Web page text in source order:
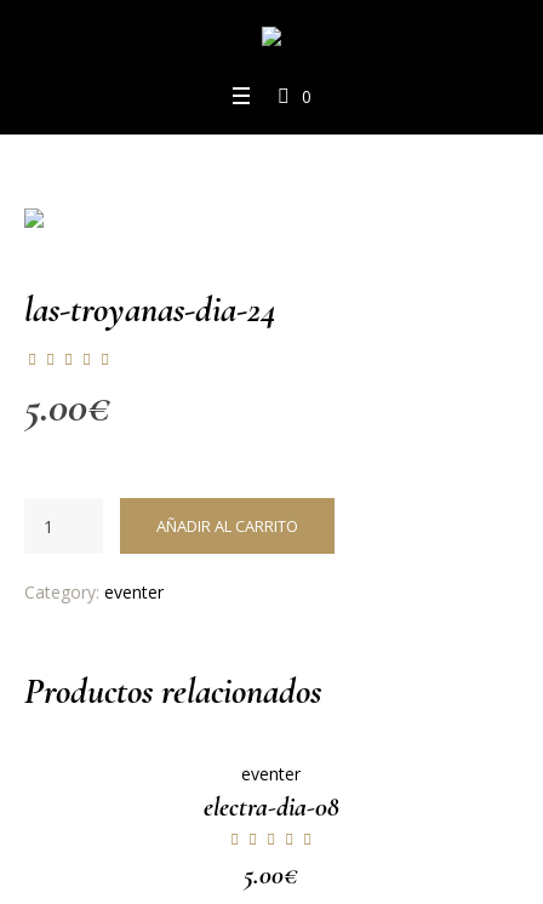
0
las-troyanas-dia-24
5.00€
AÑADIR AL CARRITO
Category: eventer
Productos relacionados
eventer
electra-dia-08
5.00€